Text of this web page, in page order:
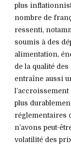
plus
nombre de
ressenti,
soumis à des
alimentation,
de la qualité
entraîne aussi
plus
réglementaires
n’avons peut-
volatilité des